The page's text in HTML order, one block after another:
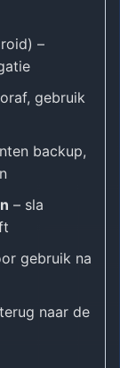
–
gebruik
backup,
– sla
gebruik na
naar de